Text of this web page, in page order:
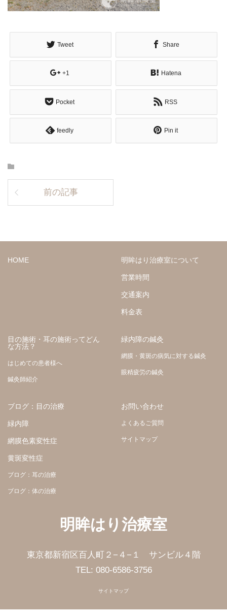
Tweet Share
+1 Hatena
Pocket RSS
feedly Pin it
前の記事
HOME 明眸はり治療室について
営業時間
交通案内
料金表
目の施術・耳の施術ってどん
な方法？
はじめての患者様へ
鍼灸師紹介
緑内障の鍼灸
網膜・黄斑の病気に対する鍼灸
眼精疲労の鍼灸
ブログ：目の治療
緑内障
網膜色素変性症
黄斑変性症
ブログ：耳の治療
ブログ：体の治療
お問い合わせ
よくあるご質問
サイトマップ
明眸はり治療室
東京都新宿区百人町２−４−１ サンビル４階
TEL: 080-6586-3756
サイトマップ